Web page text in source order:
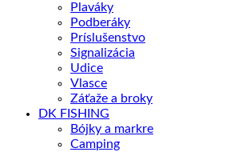
Plaváky
Podberáky
Príslušenstvo
Signalizácia
Udice
Vlasce
Záťaže a broky
DK FISHING
Bójky a markre
Camping